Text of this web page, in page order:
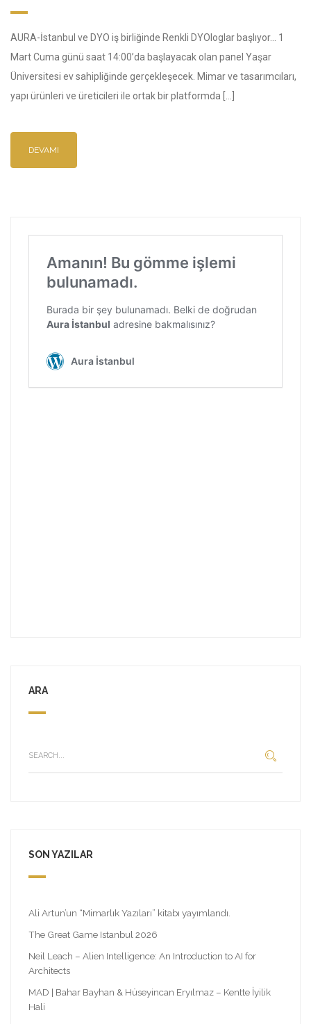
AURA-İstanbul ve DYO iş birliğinde Renkli DYOloglar başlıyor… 1
Mart Cuma günü saat 14:00’da başlayacak olan panel Yaşar
Üniversitesi ev sahipliğinde gerçekleşecek. Mimar ve tasarımcıları,
yapı ürünleri ve üreticileri ile ortak bir platformda […]
DEVAMI
ARA
SON YAZILAR
Ali Artun’un “Mimarlık Yazıları” kitabı yayımlandı.
The Great Game Istanbul 2026
Neil Leach – Alien Intelligence: An Introduction to AI for
Architects
MAD | Bahar Bayhan & Hüseyincan Eryılmaz – Kentte İyilik
Hali